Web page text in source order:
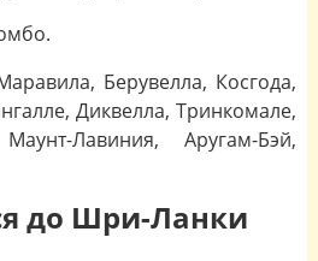
Берувелла, Косгода,
Диквелла, Тринкомале,
Лавиния, Аругам-Бэй,
до Шри-Ланки